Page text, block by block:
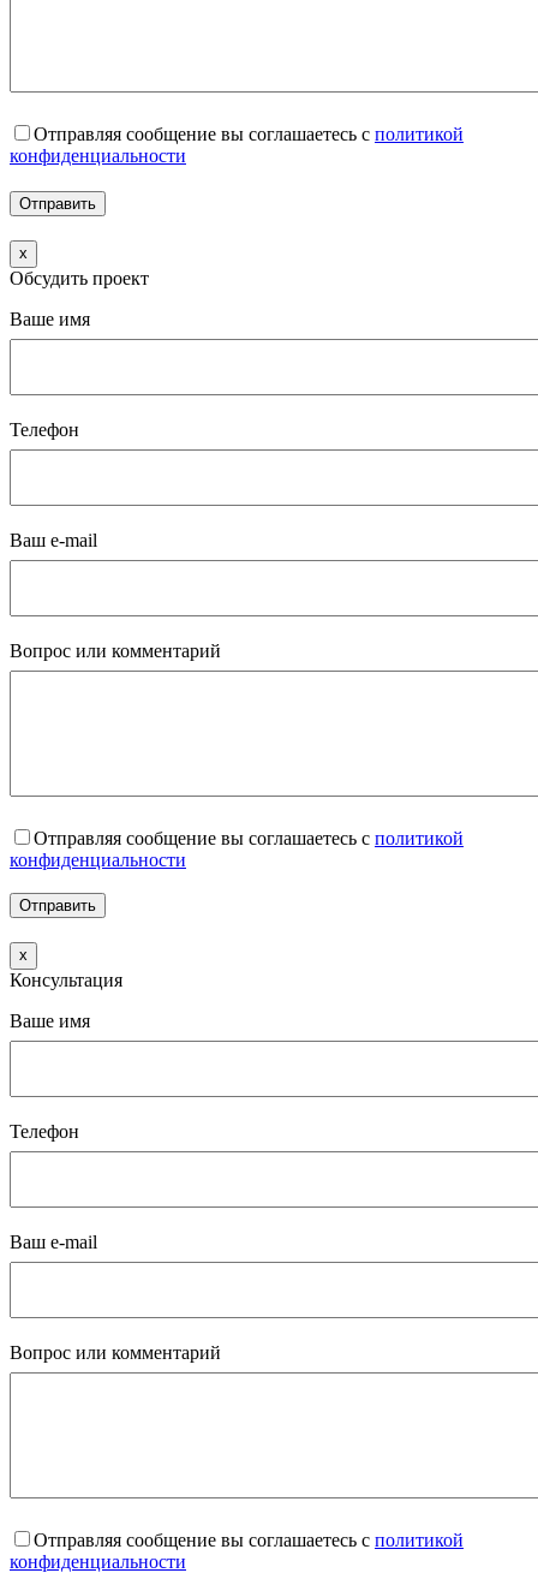
Отправляя сообщение вы соглашаетесь с политикой
конфиденциальности
x
Обсудить проект
Ваше имя
Телефон
Ваш e-mail
Вопрос или комментарий
Отправляя сообщение вы соглашаетесь с политикой
конфиденциальности
x
Консультация
Ваше имя
Телефон
Ваш e-mail
Вопрос или комментарий
Отправляя сообщение вы соглашаетесь с политикой
конфиденциальности